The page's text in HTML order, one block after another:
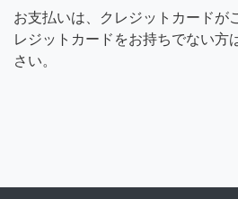
お支払いは、クレジットカードが
レジットカードをお持ちでない方
さい。